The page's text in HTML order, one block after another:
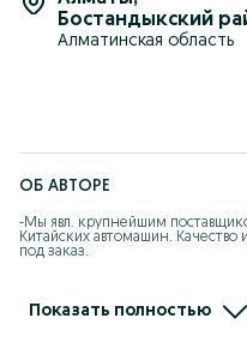
Бостандыкский
Алматинская область
ОБ АВТОРЕ
-Мы явл. крупнейшим
Китайских автомашин. Качество
под заказ.
- Действует покупка в рассрочку.
Показать полностью